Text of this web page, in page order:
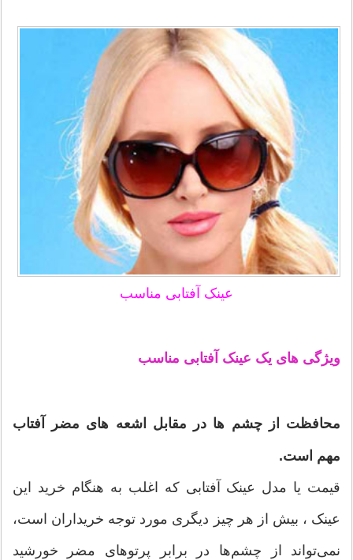
عینک آفتابی مناسب
ویژگی های یک عینک آفتابی مناسب
محافظت از چشم ها در مقابل اشعه های مضر آفتاب
مهم است.
قیمت یا مدل عینک آفتابی که اغلب به هنگام خرید این
عینک ، بیش از هر چیز دیگری مورد توجه خریداران است،
نمی‌تواند از چشم‌ها در برابر پرتوهای مضر خورشید